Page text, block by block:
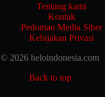
Tentang kami
Kontak
Pedoman Media Siber
Kebijakan Privasi
© 2026 heloindonesia.com
Back to top